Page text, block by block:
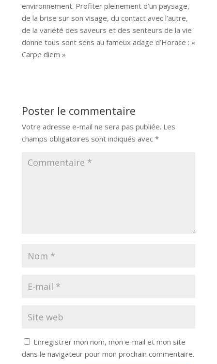
environnement. Profiter pleinement d’un paysage,
de la brise sur son visage, du contact avec l’autre,
de la variété des saveurs et des senteurs de la vie
donne tous sont sens au fameux adage d’Horace : «
Carpe diem »
Poster le commentaire
Votre adresse e-mail ne sera pas publiée. Les
champs obligatoires sont indiqués avec *
Enregistrer mon nom, mon e-mail et mon site
dans le navigateur pour mon prochain commentaire.